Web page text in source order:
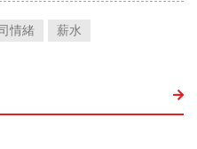
情緒 薪水